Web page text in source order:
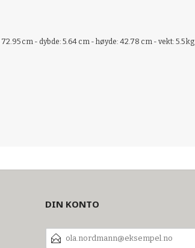
cm - dybde: 5.64 cm - høyde: 42.78 cm - vekt: 5.5 kg
DIN KONTO
E-
POSTADRESSE